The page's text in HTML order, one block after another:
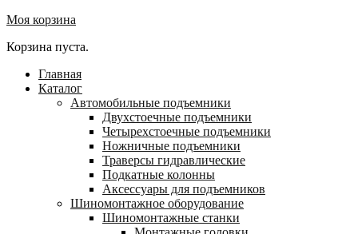
Моя корзина
Корзина пуста.
Главная
Каталог
Автомобильные подъемники
Двухстоечные подъемники
Четырехстоечные подъемники
Ножничные подъемники
Траверсы гидравлические
Подкатные колонны
Аксессуары для подъемников
Шиномонтажное оборудование
Шиномонтажные станки